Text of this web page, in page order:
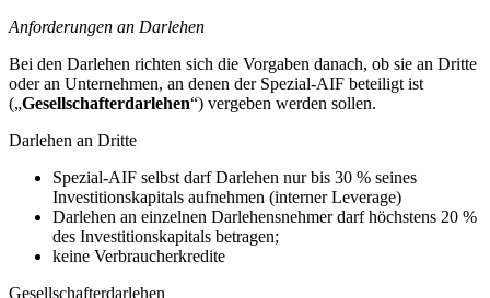
Anforderungen an Darlehen
Bei den Darlehen richten sich die Vorgaben danach, ob sie an Dritte
oder an Unternehmen, an denen der Spezial-AIF beteiligt ist
(„Gesellschafterdarlehen“) vergeben werden sollen.
Darlehen an Dritte
Spezial-AIF selbst darf Darlehen nur bis 30 % seines
Investitionskapitals aufnehmen (interner Leverage)
Darlehen an einzelnen Darlehensnehmer darf höchstens 20 %
des Investitionskapitals betragen;
keine Verbraucherkredite
Gesellschafterdarlehen